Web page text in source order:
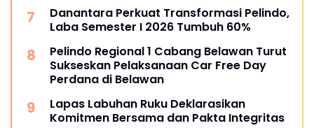
Danantara Perkuat Transformasi Pelindo,
Laba Semester I 2026 Tumbuh 60%
Pelindo Regional 1 Cabang Belawan Turut
Sukseskan Pelaksanaan Car Free Day
Perdana di Belawan
Lapas Labuhan Ruku Deklarasikan
Komitmen Bersama dan Pakta Integritas